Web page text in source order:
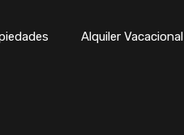
Inicio
Alquiler Vacacional